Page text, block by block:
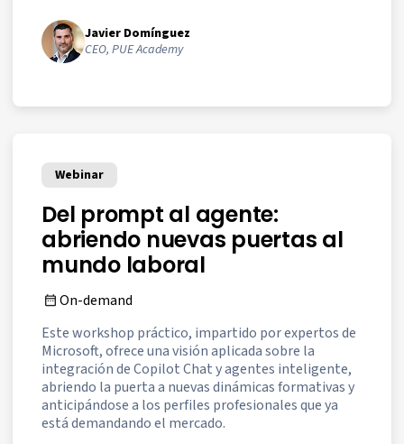
Javier Domínguez
CEO, PUE Academy
Webinar
Del prompt al agente:
abriendo nuevas puertas al
mundo laboral
On-demand
Este workshop práctico, impartido por expertos de
Microsoft, ofrece una visión aplicada sobre la
integración de Copilot Chat y agentes inteligente,
abriendo la puerta a nuevas dinámicas formativas y
anticipándose a los perfiles profesionales que ya
está demandando el mercado.